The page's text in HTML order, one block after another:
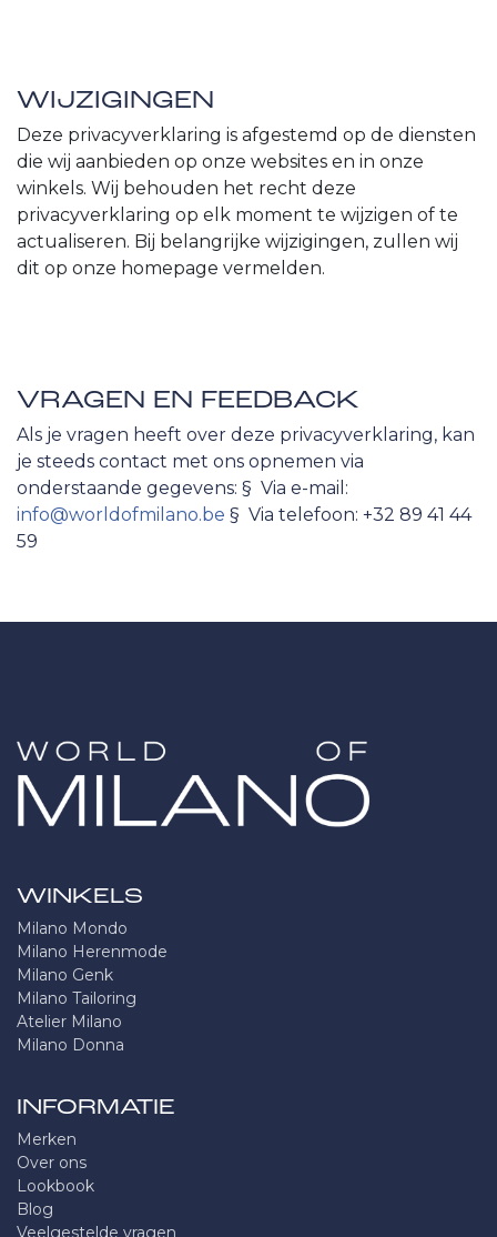
WIJZIGINGEN
Deze privacyverklaring is afgestemd op de diensten
die wij aanbieden op onze websites en in onze
winkels. Wij behouden het recht deze
privacyverklaring op elk moment te wijzigen of te
actualiseren. Bij belangrijke wijzigingen, zullen wij
dit op onze homepage vermelden.
VRAGEN EN FEEDBACK
Als je vragen heeft over deze privacyverklaring, kan
je steeds contact met ons opnemen via
onderstaande gegevens: § Via e-mail:
info@worldofmilano.be § Via telefoon: +32 89 41 44
59
WINKELS
Milano Mondo
Milano Herenmode
Milano Genk
Milano Tailoring
Atelier Milano
Milano Donna
INFORMATIE
Merken
Over ons
Lookbook
Blog
Veelgestelde vragen